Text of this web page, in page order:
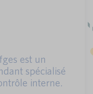
est un
spécialisé
interne.